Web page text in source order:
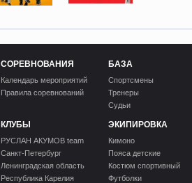
СОРЕВНОВАНИЯ
Календарь мероприятий
Правила соревнований
БАЗА
Спортсмены
Тренеры
Судьи
КЛУБЫ
РУСЛАН АКУМОВ team
Санкт-Петербург
Ленинградская область
Республика Карелия
ЭКИПИРОВКА
Кимоно
Пояса детские
Костюм спортивный
Футболки